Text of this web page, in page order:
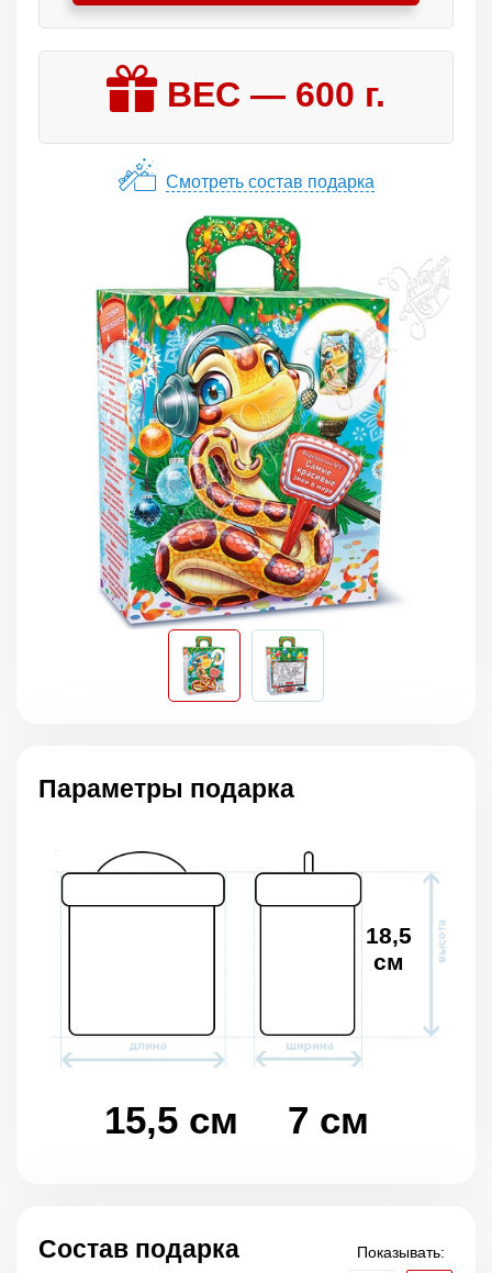
ВЕС — 600 г.
Смотреть состав подарка
Параметры подарка
15,5 см 7 см
18,5
см
Состав подарка Показывать: